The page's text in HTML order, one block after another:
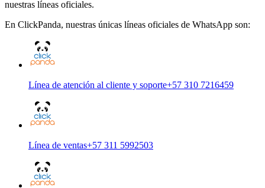
nuestras líneas oficiales.
En ClickPanda, nuestras únicas líneas oficiales de WhatsApp son:
Línea de atención al cliente y soporte+57 310 7216459
Línea de ventas+57 311 5992503